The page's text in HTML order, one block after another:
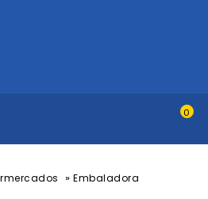
0
»Embaladora